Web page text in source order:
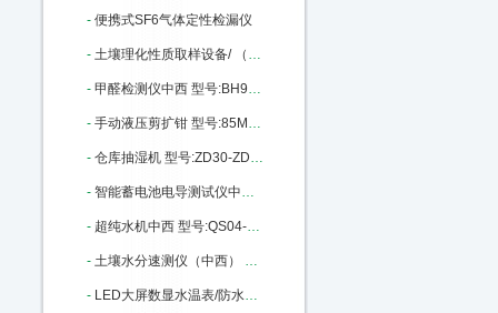
- 便携式SF6气体定性检漏仪
- 土壤理化性质取样设备/ （中西器材） 型号:HB68/BJX1-3库号：M236791
- 甲醛检测仪中西 型号:BH93-XK-A3C库号：M291545
- 手动液压剪扩钳 型号:85M301027库号：M301027
- 仓库抽湿机 型号:ZD30-ZD-8138C库号：M406049
- 智能蓄电池电导测试仪中西 型号:TY13-OBT-6650库号：M396703
- 超纯水机中西 型号:QS04-PLEW-10-DI库号：M403444
- 土壤水分速测仪（中西） 型号:RZ23-MP-508 库号：M406045
- LED大屏数显水温表/防水探头电子水温表/数字温度表0-99度 型号:LC32-0-99库号：M19135